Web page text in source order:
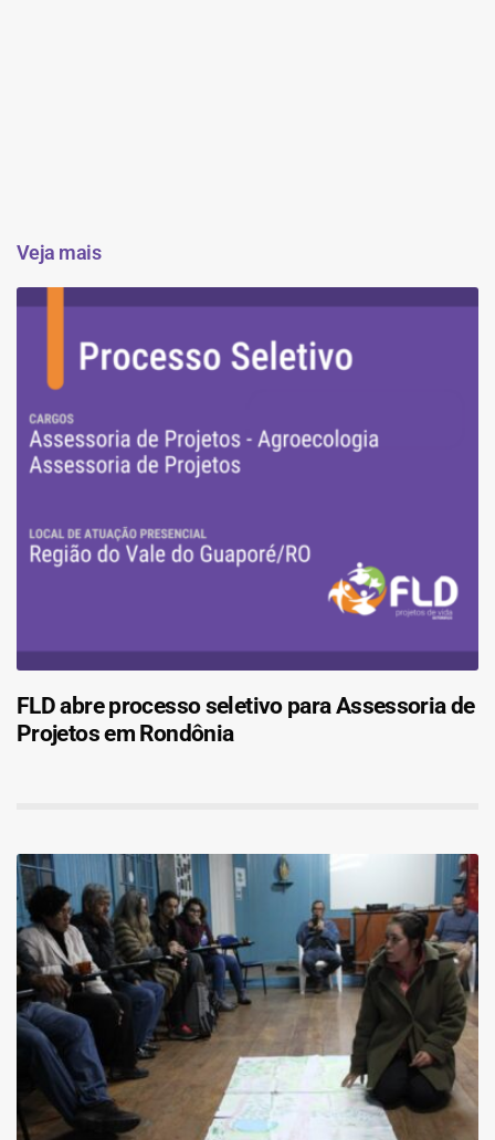
Veja mais
FLD abre processo seletivo para Assessoria de
Projetos em Rondônia